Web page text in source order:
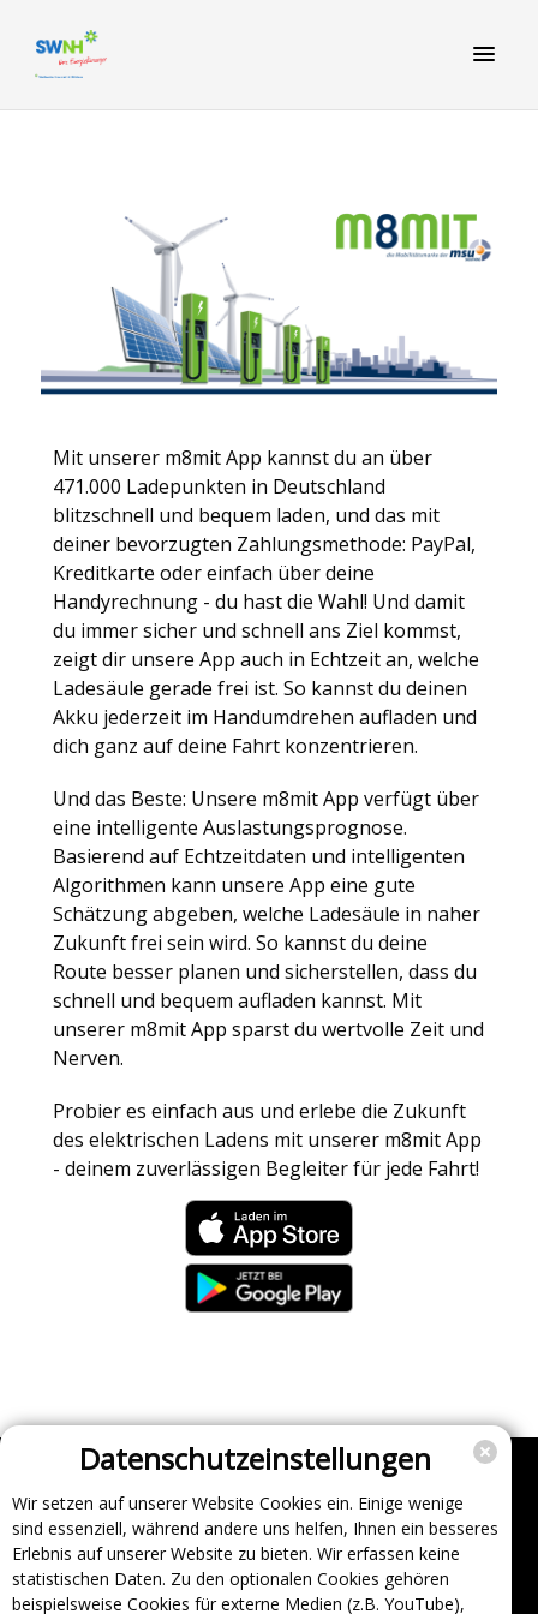
Mit unserer m8mit App kannst du an über
471.000 Ladepunkten in Deutschland
blitzschnell und bequem laden, und das mit
deiner bevorzugten Zahlungsmethode: PayPal,
Kreditkarte oder einfach über deine
Handyrechnung - du hast die Wahl! Und damit
du immer sicher und schnell ans Ziel kommst,
zeigt dir unsere App auch in Echtzeit an, welche
Ladesäule gerade frei ist. So kannst du deinen
Akku jederzeit im Handumdrehen aufladen und
dich ganz auf deine Fahrt konzentrieren.
Und das Beste: Unsere m8mit App verfügt über
eine intelligente Auslastungsprognose.
Basierend auf Echtzeitdaten und intelligenten
Algorithmen kann unsere App eine gute
Schätzung abgeben, welche Ladesäule in naher
Zukunft frei sein wird. So kannst du deine
Route besser planen und sicherstellen, dass du
schnell und bequem aufladen kannst. Mit
unserer m8mit App sparst du wertvolle Zeit und
Nerven.
Probier es einfach aus und erlebe die Zukunft
des elektrischen Ladens mit unserer m8mit App
- deinem zuverlässigen Begleiter für jede Fahrt!
Unternehmen
Support
Über uns
Datenschutzeinstellungen
Wir setzen auf unserer Website Cookies ein. Einige wenige
sind essenziell, während andere uns helfen, Ihnen ein besseres
Erlebnis auf unserer Website zu bieten. Wir erfassen keine
statistischen Daten. Zu den optionalen Cookies gehören
beispielsweise Cookies für externe Medien (z.B. YouTube),